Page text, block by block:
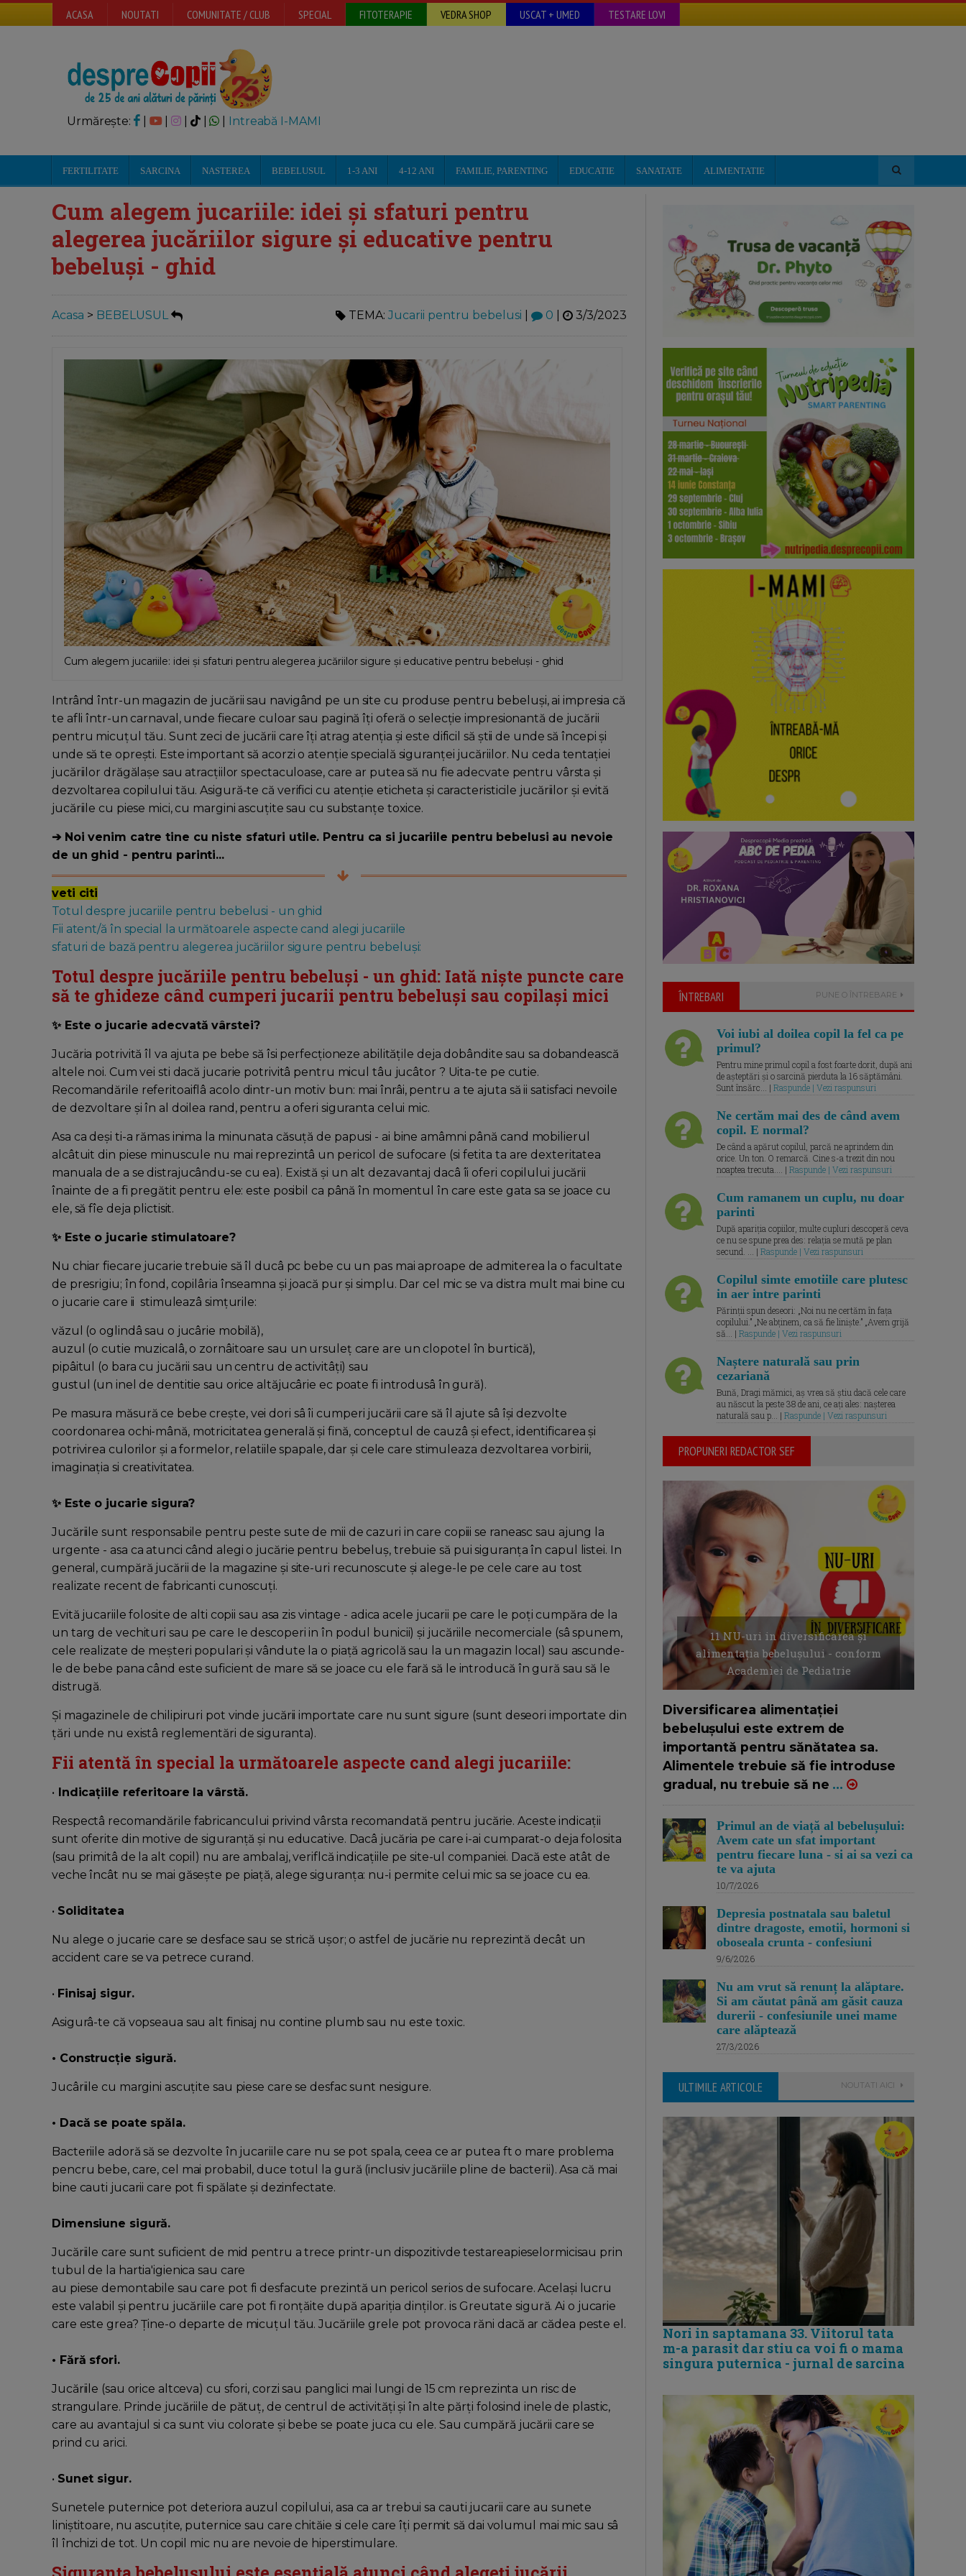
ACASA NOUTATI COMUNITATE / CLUB SPECIAL FITOTERAPIE VEDRA SHOP USCAT + UMED TESTARE LOVI
Urmărește: | | Intreabă I-MAMI
FERTILITATE SARCINA NASTEREA BEBELUSUL 1-3 ANI 4-12 ANI FAMILIE, PARENTING EDUCATIE SANATATE ALIMENTATIE
Cum alegem jucariile: idei și sfaturi pentru
alegerea jucăriilor sigure și educative pentru
bebeluși - ghid
Acasa > BEBELUSUL TEMA: Jucarii pentru bebelusi 0 3/3/2023
Cum alegem jucariile: idei și sfaturi pentru alegerea jucăriilor sigure și educative pentru bebeluși - ghid
Intrând într-un magazin de jucării sau navigând pe un site cu produse pentru bebeluși, ai impresia că
te afli într-un carnaval, unde fiecare culoar sau pagină îți oferă o selecție impresionantă de jucării
pentru micuțul tău. Sunt zeci de jucării care îți atrag atenția și este dificil să știi de unde să începi și
unde să te oprești. Este important să acorzi o atenție specială siguranței jucăriilor. Nu ceda tentației
jucăriilor drăgălașe sau atracțiilor spectaculoase, care ar putea să nu fie adecvate pentru vârsta și
dezvoltarea copilului tău. Asigură-te că verifici cu atenție eticheta și caracteristicile jucăriilor și evită
jucăriile cu piese mici, cu margini ascuțite sau cu substanțe toxice.
➔ Noi venim catre tine cu niste sfaturi utile. Pentru ca si jucariile pentru bebelusi au nevoie
de un ghid - pentru parinti...
veti citi
Totul despre jucariile pentru bebelusi - un ghid
Fii atent/ă în special la următoarele aspecte cand alegi jucariile
sfaturi de bază pentru alegerea jucăriilor sigure pentru bebeluși:
Totul despre jucăriile pentru bebeluși - un ghid: Iată niște puncte care
să te ghideze când cumperi jucarii pentru bebeluși sau copilași mici
✨ Este o jucarie adecvată vârstei?
Jucăria potrivită îl va ajuta pe bebe să îsi perfecţioneze abilităţile deja dobândite sau sa dobandească
altele noi. Cum vei sti dacă jucarie potrivitâ pentru micul tâu jucâtor ? Uita-te pe cutie.
Recomandările referitoaiflâ acolo dintr-un motiv bun: mai înrâi, pentru a te ajuta să ii satisfaci nevoile
de dezvoltare şi în al doilea rand, pentru a oferi siguranta celui mic.
Asa ca deşi ti-a rămas inima la minunata căsuţă de papusi - ai bine amâmni până cand mobilierul
alcâtuit din piese minuscule nu mai reprezintâ un pericol de sufocare (si fetita ta are dexteritatea
manuala de a se distrajucându-se cu ea). Există şi un alt dezavantaj dacâ îi oferi copilului jucării
înainte de a fi pregătit pentru ele: este posibil ca până în momentul în care este gata sa se joace cu
ele, să fîe deja plictisit.
✨ Este o jucarie stimulatoare?
Nu chiar fiecare jucarie trebuie să îl ducâ pc bebe cu un pas mai aproape de admiterea la o facultate
de presrigiu; în fond, copilâria înseamna şi joacă pur şi simplu. Dar cel mic se va distra mult mai bine cu
o jucarie care ii stimuleazâ simţurile:
văzul (o oglindâ sau o jucârie mobilă),
auzul (o cutie muzicalâ, o zornâitoare sau un ursuleţ care are un clopotel în burtică),
pipâitul (o bara cu jucării sau un centru de activitâţi) sau
gustul (un inel de dentitie sau orice altăjucârie ec poate fi introdusâ în gură).
Pe masura măsură ce bebe creşte, vei dori sâ îi cumperi jucării care să îl ajute sâ îşi dezvolte
coordonarea ochi-mână, motricitatea generală şi fină, conceptul de cauzâ şi efect, identificarea şi
potrivirea culorilor şi a formelor, relatiile spapale, dar şi cele care stimuleaza dezvoltarea vorbirii,
imaginaţia si creativitatea.
✨ Este o jucarie sigura?
Jucăriile sunt responsabile pentru peste sute de mii de cazuri in care copiii se raneasc sau ajung la
urgente - asa ca atunci când alegi o jucărie pentru bebeluş, trebuie să pui siguranţa în capul listei. In
general, cumpără jucării de la magazine şi site-uri recunoscute şi alege-le pe cele care au tost
realizate recent de fabricanti cunoscuţi.
Evită jucariile folosite de alti copii sau asa zis vintage - adica acele jucarii pe care le poţi cumpăra de la
un targ de vechituri sau pe care Ie descoperi in în podul bunicii) şi jucăriile necomerciale (sâ spunem,
cele realizate de meşteri populari şi vândute la o piaţă agricolă sau la un magazin local) sau ascunde-
le de bebe pana când este suficient de mare să se joace cu ele fară să le introducă în gură sau să le
distrugă.
Şi magazinele de chilipiruri pot vinde jucării importate care nu sunt sigure (sunt deseori importate din
ţări unde nu existâ reglementări de siguranta).
Fii atentă în special la următoarele aspecte cand alegi jucariile:
• Indicaţiile referitoare la vârstă.
Respectâ recomandările fabricancului privind vârsta recomandată pentru jucărie. Aceste indicaţii
sunt oferite din motive de siguranţă şi nu educative. Dacâ jucăria pe care i-ai cumparat-o deja folosita
(sau primitâ de la alt copil) nu are ambalaj, veriflcă indicaţiile pe site-ul companiei. Dacă este atât de
veche încât nu se mai găseşte pe piaţă, alege siguranţa: nu-i permite celui mic sa se joace cu ea.
• Soliditatea
Nu alege o jucarie care se desface sau se strică uşor; o astfel de jucărie nu reprezintă decât un
accident care se va petrece curand.
• Finisaj sigur.
Asigurâ-te că vopseaua sau alt finisaj nu contine plumb sau nu este toxic.
• Construcţie sigură.
Jucâriile cu margini ascuţite sau piese care se desfac sunt nesigure.
• Dacă se poate spăla.
Bacteriile adoră să se dezvolte în jucariile care nu se pot spala, ceea ce ar putea ft o mare problema
pencru bebe, care, cel mai probabil, duce totul la gură (inclusiv jucăriile pline de bacterii). Asa că mai
bine cauti jucarii care pot fi spălate şi dezinfectate.
Dimensiune sigură.
Jucăriile care sunt suficient de mid pentru a trece printr-un dispozitivde testareapieselormicisau prin
tubul de la hartia'igienica sau care
au piese demontabile sau care pot fi desfacute prezintă un pericol serios de sufocare. Acelaşi lucru
este valabil şi pentru jucăriile care pot fi ronţăite după apariţia dinţilor. is Greutate sigură. Ai o jucarie
care este grea? Ţine-o departe de micuţul tău. Jucăriile grele pot provoca răni dacă ar cădea peste el.
• Fără sfori.
Jucăriile (sau orice altceva) cu sfori, corzi sau panglici mai lungi de 15 cm reprezinta un risc de
strangulare. Prinde jucăriile de pătuţ, de centrul de activităţi şi în alte părţi folosind inele de plastic,
care au avantajul si ca sunt viu colorate şi bebe se poate juca cu ele. Sau cumpără jucării care se
prind cu arici.
• Sunet sigur.
Sunetele puternice pot deteriora auzul copilului, asa ca ar trebui sa cauti jucarii care au sunete
liniştitoare, nu ascuţite, puternice sau care chităie si cele care îţi permit să dai volumul mai mic sau sâ
îl închizi de tot. Un copil mic nu are nevoie de hiperstimulare.
ÎNTREBARI PUNE O ÎNTREBARE
Voi iubi al doilea copil la fel ca pe
primul?
Pentru mine primul copil a fost foarte dorit, după ani
de așteptări și o sarcină pierduta la 16 săptămâni.
Sunt însărc... | Raspunde | Vezi raspunsuri
Ne certăm mai des de când avem
copil. E normal?
De când a apărut copilul, parcă ne aprindem din
orice. Un ton. O remarcă. Cine s-a trezit din nou
noaptea trecuta.... | Raspunde | Vezi raspunsuri
Cum ramanem un cuplu, nu doar
parinti
După apariția copiilor, multe cupluri descoperă ceva
ce nu se spune prea des: relația se mută pe plan
secund. ... | Raspunde | Vezi raspunsuri
Copilul simte emotiile care plutesc
in aer intre parinti
Părinții spun deseori: „Noi nu ne certăm în fața
copilului.” „Ne abținem, ca să fie liniște.” „Avem grijă
să... | Raspunde | Vezi raspunsuri
Naștere naturală sau prin
cezariană
Bună, Dragi mămici, aș vrea să știu dacă cele care
au născut la peste 38 de ani, ce ați ales: nașterea
naturală sau p... | Raspunde | Vezi raspunsuri
PROPUNERI REDACTOR SEF
11 NU-uri in diversificarea și
alimentația bebelușului - conform
Academiei de Pediatrie
Diversificarea alimentației
bebelușului este extrem de
importantă pentru sănătatea sa.
Alimentele trebuie să fie introduse
gradual, nu trebuie să ne ...
Primul an de viață al bebelușului:
Avem cate un sfat important
pentru fiecare luna - si ai sa vezi ca
te va ajuta
10/7/2026
Depresia postnatala sau baletul
dintre dragoste, emotii, hormoni si
oboseala crunta - confesiuni
9/6/2026
Nu am vrut să renunț la alăptare.
Si am căutat până am găsit cauza
durerii - confesiunile unei mame
care alăptează
27/3/2026
ULTIMILE ARTICOLE NOUTATI AICI
Nori in saptamana 33. Viitorul tata
m-a parasit dar stiu ca voi fi o mama
singura puternica - jurnal de sarcina